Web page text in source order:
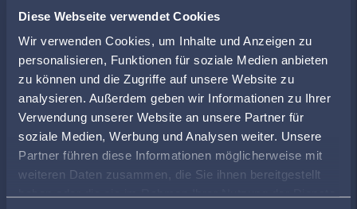
Diese Webseite verwendet Cookies
Wir verwenden Cookies, um Inhalte und Anzeigen zu
personalisieren, Funktionen für soziale Medien anbieten
zu können und die Zugriffe auf unsere Website zu
analysieren. Außerdem geben wir Informationen zu Ihrer
Verwendung unserer Website an unsere Partner für
soziale Medien, Werbung und Analysen weiter. Unsere
Partner führen diese Informationen möglicherweise mit
weiteren Daten zusammen, die Sie ihnen bereitgestellt
haben oder die sie im Rahmen Ihrer Nutzung der Dienste
www.rechtsanwaltskanzlei-rommel.de
ÖFFNUNGSZEITEN
Montag 08:30 - 17:00
Dienstag
08:30 - 17:00
Mittwoch
08:30 - 13:00
Donnerstag
08:30 - 17:00
Freitag
08:30 - 13:00